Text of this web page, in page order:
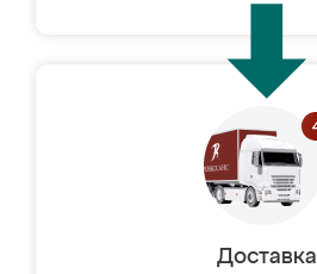
Доставка